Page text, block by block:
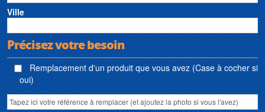
Ville
Précisez votre besoin
Remplacement d'un produit que vous avez (Case à cocher si
oui)